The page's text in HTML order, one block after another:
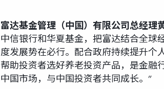
富达基金管理（中国）有限公司总经理
中信银行和华夏基金，把富达结合全球
度发展势在必行。配合政府持续提升个
帮助投资者选好养老投资产品，是金融
中国市场，与中国投资者共同成长。”